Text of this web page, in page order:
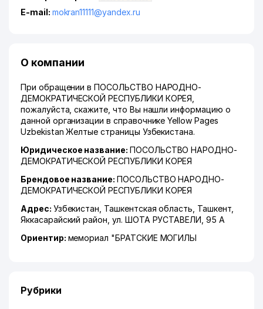
E-mail: mokran11111@yandex.ru
О компании
При обращении в ПОСОЛЬСТВО НАРОДНО-
ДЕМОКРАТИЧЕСКОЙ РЕСПУБЛИКИ КОРЕЯ,
пожалуйста, скажите, что Вы нашли информацию о
данной организации в справочнике Yellow Pages
Uzbekistan Желтые страницы Узбекистана.
Юридическое название: ПОСОЛЬСТВО НАРОДНО-
ДЕМОКРАТИЧЕСКОЙ РЕСПУБЛИКИ КОРЕЯ
Брендовое название: ПОСОЛЬСТВО НАРОДНО-
ДЕМОКРАТИЧЕСКОЙ РЕСПУБЛИКИ КОРЕЯ
Адрес: Узбекистан, Ташкентская область Ташкент,
Яккасарайский район ул. ШОТА РУСТАВЕЛИ , 95 А
Ориентир: мемориал "БРАТСКИЕ МОГИЛЫ
Рубрики